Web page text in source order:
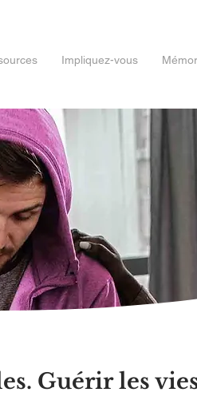
Impliquez-vous
Guérir les